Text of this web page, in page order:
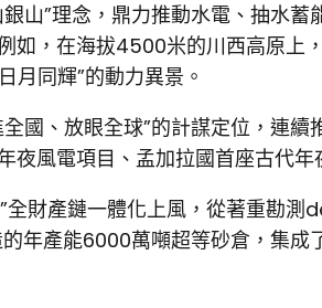
山”理念，鼎力推動水電、抽水
，在海拔4500米的川西高原上
同輝”的動力異景。
國、放眼全球”的計謀定位，連
夜風電項目、孟加拉國首座古代
財產鏈一體化上風，從著重勘
年產能6000萬噸超等砂倉，集